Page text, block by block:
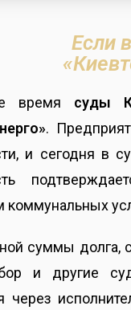
Если
время суды
.
и сегодня в
коммунальных
суммы долга,
и другие
через